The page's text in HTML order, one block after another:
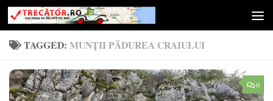
Skip to content
TAGGED: MUNȚII PĂDUREA CRAIULUI
0